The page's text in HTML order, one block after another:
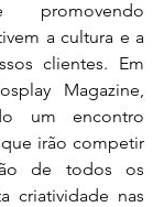
promovendo
a cultura e a
clientes. Em
Magazine,
um encontro
irão competir
de todos os
criatividade nas